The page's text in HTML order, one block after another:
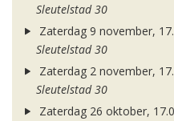
Sleutelstad 30
Zaterdag 9 november,
Sleutelstad 30
Zaterdag 2 november,
Sleutelstad 30
Zaterdag 26 oktober,